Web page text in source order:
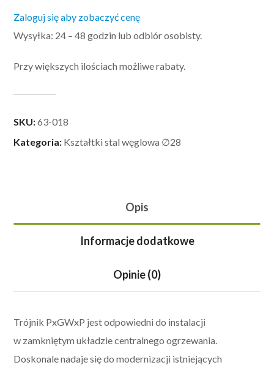
Zaloguj się aby zobaczyć cenę
Wysyłka: 24 – 48 godzin lub odbiór osobisty.
Przy większych ilościach możliwe rabaty.
SKU:63-018
Kategoria: Kształtki stal węglowa ∅28
Opis
Informacje dodatkowe
Opinie (0)
Trójnik PxGWxP jest odpowiedni do instalacji
w zamkniętym układzie centralnego ogrzewania.
Doskonale nadaje się do modernizacji istniejących